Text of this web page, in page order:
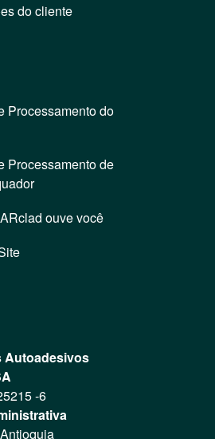
do cliente
Processamento do
Processamento de
ouve você
Autoadesivos
-6